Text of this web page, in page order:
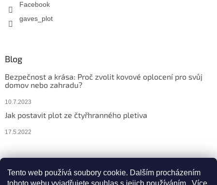
Tento web používá soubory cookie. Dalším procházením
tohoto webu vyjadřujete souhlas s jejich používáním.. Více
Facebook
gaves_plot
Blog
Bezpečnost a krása: Proč zvolit kovové oplocení pro svůj
domov nebo zahradu?
10.7.2023
Jak postavit plot ze čtyřhranného pletiva
17.5.2022